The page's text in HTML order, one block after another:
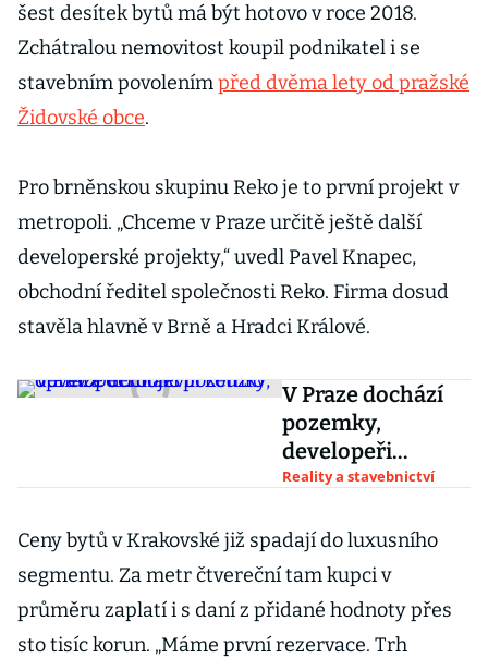
šest desítek bytů má být hotovo v roce 2018.
Zchátralou nemovitost koupil podnikatel i se
stavebním povolenímpřed dvěma lety od pražské
Židovské obce.
Pro brněnskou skupinu Reko je to první projekt v
metropoli. „Chceme v Praze určitě ještě další
developerské projekty,“ uvedl Pavel Knapec,
obchodní ředitel společnosti Reko. Firma dosud
stavěla hlavně v Brně a Hradci Králové.
V Praze dochází
pozemky,
developeři
objevili kouzlo
Reality a stavebnictví
Ceny bytů v Krakovské již spadají do luxusního
segmentu. Za metr čtvereční tam kupci v
průměru zaplatí i s daní z přidané hodnoty přes
sto tisíc korun. „Máme první rezervace. Trh